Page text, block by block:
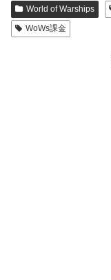
World of Warships
WoWs課金